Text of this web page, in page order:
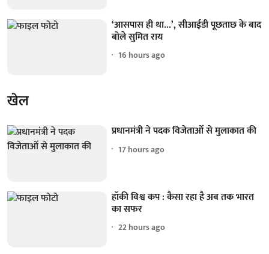
‘आसपास ही था...’, सीआईडी पूछताछ के बाद
बोले सुमित राय
16 hours ago
खेल
प्रधानमंत्री ने पदक विजेताओं से मुलाकात की
17 hours ago
हॉकी विश्व कप : कैसा रहा है अब तक भारत
का सफर
22 hours ago